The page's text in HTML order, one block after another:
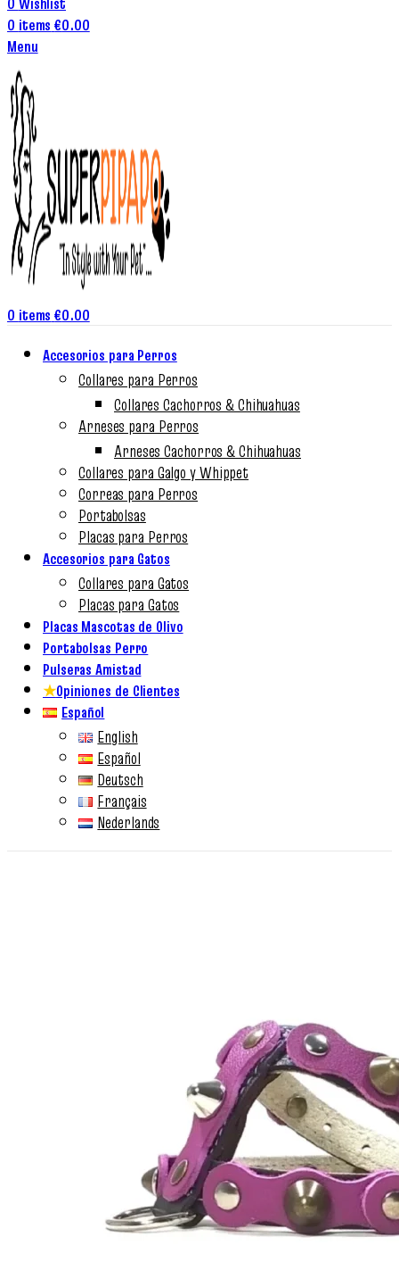
0 items €0.00
Menu
0 items €0.00
Accesorios para Perros
Collares para Perros
Collares Cachorros & Chihuahuas
Arneses para Perros
Arneses Cachorros & Chihuahuas
Collares para Galgo y Whippet
Correas para Perros
Portabolsas
Placas para Perros
Accesorios para Gatos
Collares para Gatos
Placas para Gatos
Placas Mascotas de Olivo
Portabolsas Perro
Pulseras Amistad
★Opiniones de Clientes
Español
English
Español
Deutsch
Français
Nederlands